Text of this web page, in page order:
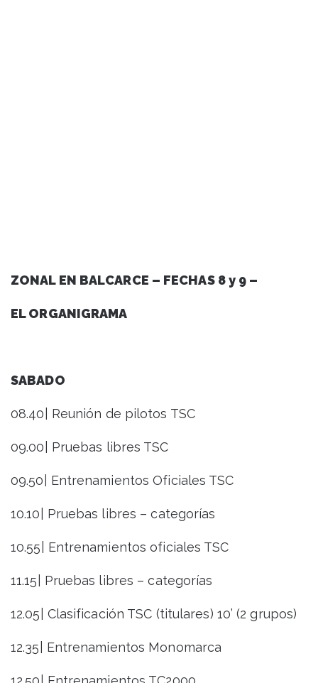
ZONAL EN BALCARCE – FECHAS 8 y 9 –
EL ORGANIGRAMA
SABADO
08.40| Reunión de pilotos TSC
09.00| Pruebas libres TSC
09.50| Entrenamientos Oficiales TSC
10.10| Pruebas libres – categorías
10.55| Entrenamientos oficiales TSC
11.15| Pruebas libres – categorías
12.05| Clasificación TSC (titulares) 10’ (2 grupos)
12.35| Entrenamientos Monomarca